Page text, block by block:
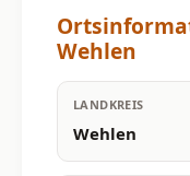
Wehlen
LANDKREIS
Wehlen